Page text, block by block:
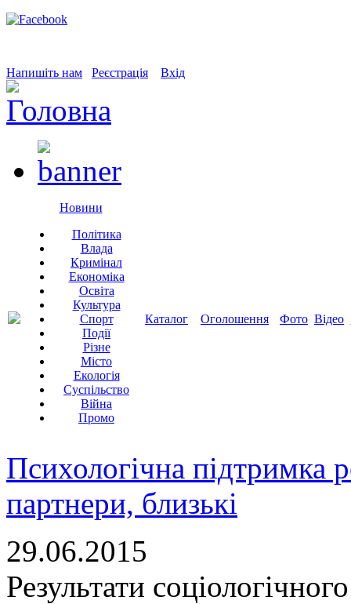
Напишіть нам Реєстрація Вхід
Новини
Політика
Влада
Кримінал
Економіка
Освіта
Культура
Спорт
Події
Різне
Місто
Екологія
Суспільство
Війна
Промо
Каталог Оголошення Фото Відео
Психологічна підтримка
партнери, близькі
29.06.2015
Результати